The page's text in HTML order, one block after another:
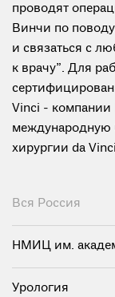
проводят
Винчи по
и связаться с
к врачу”. Для
Vinci - компании
международную
хирургии da
Вся Россия
НМИЦ им.
Урология